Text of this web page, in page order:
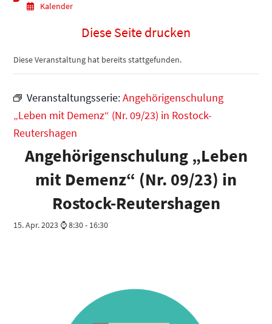
Kalender
Diese Seite drucken
Diese Veranstaltung hat bereits stattgefunden.
Veranstaltungsserie:Angehörigenschulung
„Leben mit Demenz“ (Nr. 09/23) in Rostock-
Reutershagen
Angehörigenschulung „Leben
mit Demenz“ (Nr. 09/23) in
Rostock-Reutershagen
15. Apr. 2023 ⌚ 8:30- 16:30